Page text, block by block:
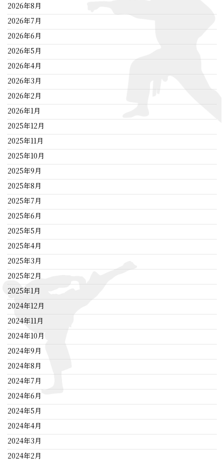
2026年8月
2026年7月
2026年6月
2026年5月
2026年4月
2026年3月
2026年2月
2026年1月
2025年12月
2025年11月
2025年10月
2025年9月
2025年8月
2025年7月
2025年6月
2025年5月
2025年4月
2025年3月
2025年2月
2025年1月
2024年12月
2024年11月
2024年10月
2024年9月
2024年8月
2024年7月
2024年6月
2024年5月
2024年4月
2024年3月
2024年2月